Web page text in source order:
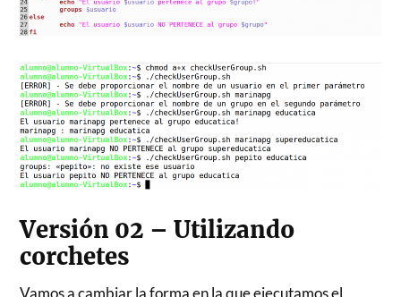
Versión 02 – Utilizando
corchetes
Vamos a cambiar la forma en la que ejecutamos el